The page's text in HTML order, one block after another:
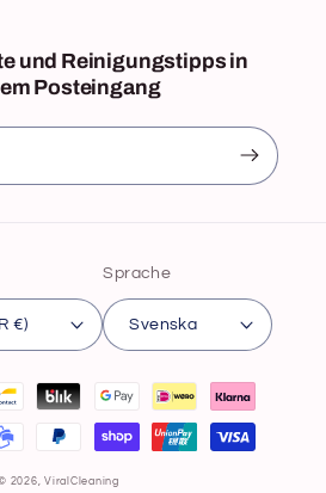
und Reinigungstipps in
Posteingang
€)
Sprache
Svenska
2026,ViralCleaning